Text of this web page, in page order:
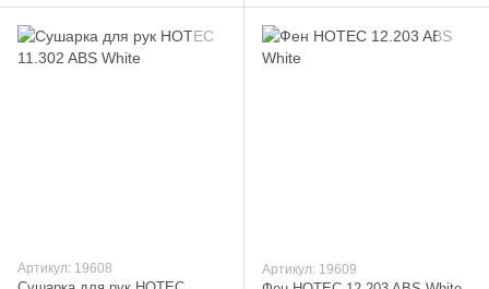
Артикул: 19608 Артикул: 19609